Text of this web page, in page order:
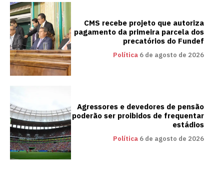
CMS recebe projeto que autoriza
pagamento da primeira parcela dos
precatórios do Fundef
Política 6 de agosto de 2026
Agressores e devedores de pensão
poderão ser proibidos de frequentar
estádios
Política 6 de agosto de 2026